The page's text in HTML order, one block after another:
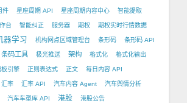
件 星座周期 API 星座周期内容中心 智能提取
台 智能纠正 服务器 期权 期权实时行情数据
器学习 机构网点区域管理台 条形码 条形码 API
条码工具 极光推送 架构 格式化 格式化输出
板引擎 正则表达式 正文 每日内容 API
汇率 汇率 API 汽车内容 Agent 汽车舆情分析
汽车车型库 API 港股 港股公告